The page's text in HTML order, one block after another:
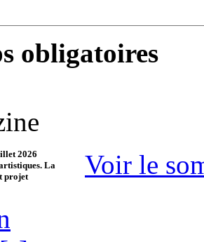
obligatoires
2026
La
projet
Voir le